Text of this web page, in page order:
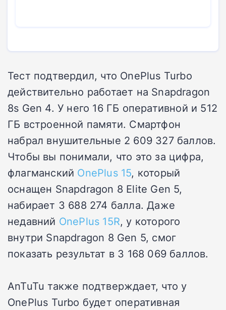
Тест подтвердил, что OnePlus Turbo
действительно работает на Snapdragon
8s Gen 4. У него 16 ГБ оперативной и 512
ГБ встроенной памяти. Смартфон
набрал внушительные 2 609 327 баллов.
Чтобы вы понимали, что это за цифра,
флагманский OnePlus 15, который
оснащен Snapdragon 8 Elite Gen 5,
набирает 3 688 274 балла. Даже
недавний OnePlus 15R, у которого
внутри Snapdragon 8 Gen 5, смог
показать результат в 3 168 069 баллов.
AnTuTu также подтверждает, что у
OnePlus Turbo будет оперативная